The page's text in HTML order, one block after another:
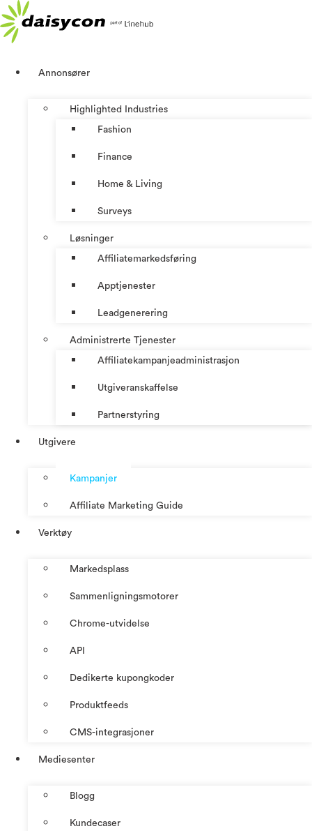
Skip
to
content
Annonsører
Highlighted Industries
Fashion
Finance
Home & Living
Surveys
Løsninger
Affiliatemarkedsføring
Apptjenester
Leadgenerering
Administrerte Tjenester
Affiliatekampanjeadministrasjon
Utgiveranskaffelse
Partnerstyring
Utgivere
Kampanjer
Affiliate Marketing Guide
Verktøy
Markedsplass
Sammenligningsmotorer
Chrome-utvidelse
API
Dedikerte kupongkoder
Produktfeeds
CMS-integrasjoner
Mediesenter
Blogg
Kundecaser